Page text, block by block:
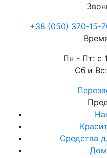
+38 (050) 370-15-
Пн - Пт: с
Сб и
Средства